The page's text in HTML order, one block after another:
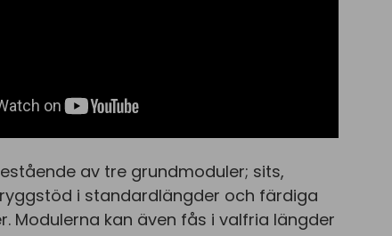
av tre grundmoduler; sits,
i standardlängder och färdiga
Modulerna kan även fås i valfria längder